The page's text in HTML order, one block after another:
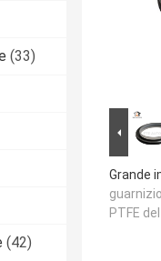
(33)
(42)
Grande
PTFE